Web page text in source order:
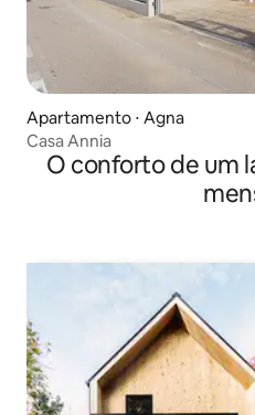
Apartamento ⋅ Agna
Casa Annia
O conforto de um